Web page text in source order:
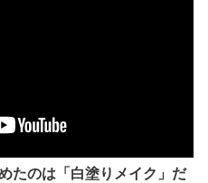
たのは「白塗りメイク」だ